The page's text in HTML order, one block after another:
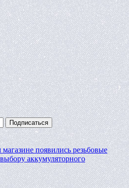
Подписаться
появились резьбовые
аккумуляторного